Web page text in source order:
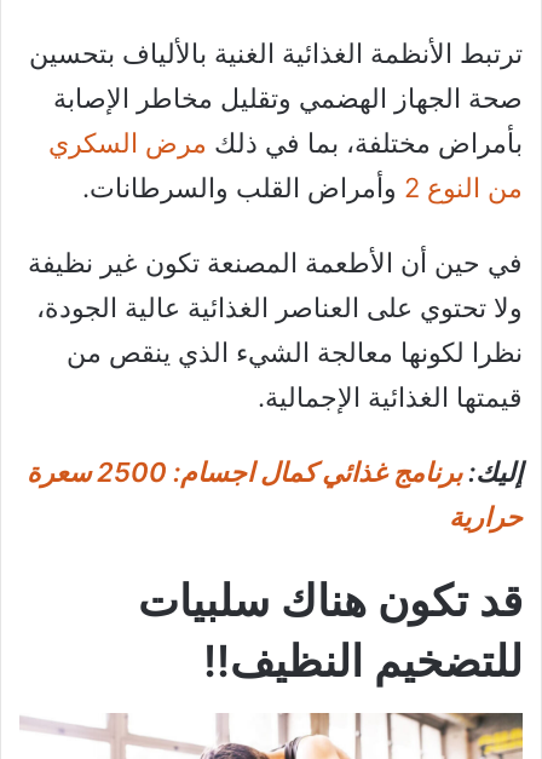
ترتبط الأنظمة الغذائية الغنية بالألياف بتحسين
صحة الجهاز الهضمي وتقليل مخاطر الإصابة
بأمراض مختلفة، بما في ذلك مرض السكري
من النوع 2
وأمراض القلب والسرطانات.
في حين أن الأطعمة المصنعة تكون غير نظيفة
ولا تحتوي على العناصر الغذائية عالية الجودة،
نظرا لكونها معالجة الشيء الذي ينقص من
قيمتها الغذائية الإجمالية.
إليك:
برنامج غذائي كمال اجسام: 2500 سعرة
حرارية
قد تكون هناك سلبيات
للتضخيم النظيف!!